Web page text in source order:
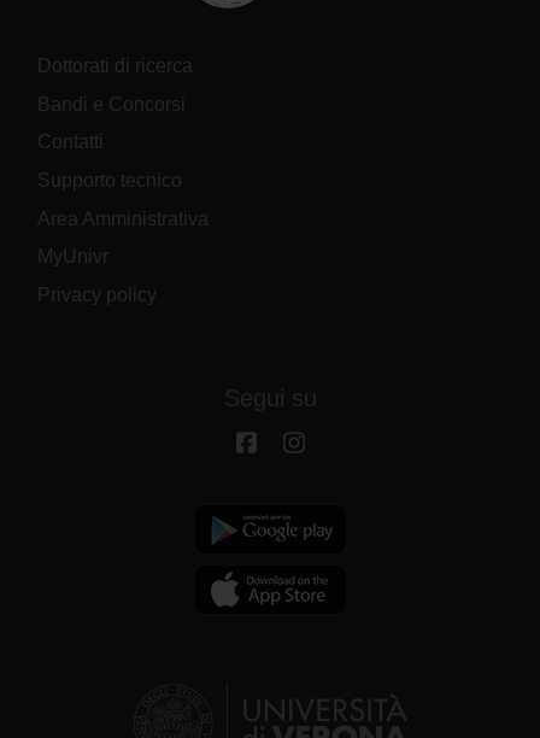
Dottorati di ricerca
Bandi e Concorsi
Contatti
Supporto tecnico
Area Amministrativa
MyUnivr
Privacy policy
Segui su